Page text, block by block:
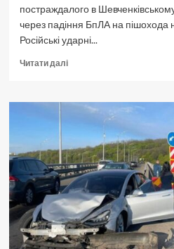
постраждалого в
через падіння БпЛА на пішохода
Російські ударні...
Читати даліДокладніше
атакували
влучання
в
будинок